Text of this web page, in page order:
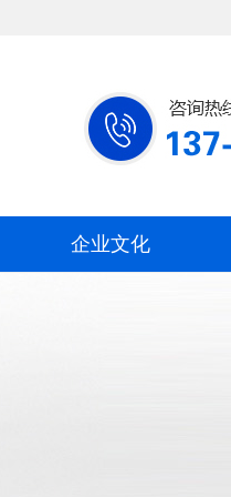
企业文化